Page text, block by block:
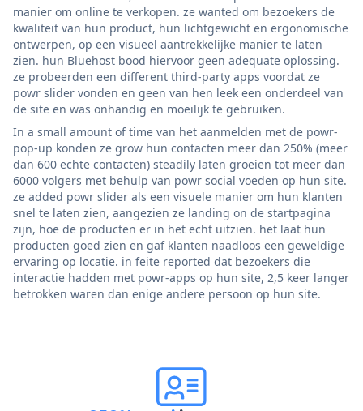
manier om online te verkopen. ze wanted om bezoekers de
kwaliteit van hun product, hun lichtgewicht en ergonomische
ontwerpen, op een visueel aantrekkelijke manier te laten
zien. hun Bluehost bood hiervoor geen adequate oplossing.
ze probeerden een different third-party apps voordat ze
powr slider vonden en geen van hen leek een onderdeel van
de site en was onhandig en moeilijk te gebruiken.
In a small amount of time van het aanmelden met de powr-
pop-up konden ze grow hun contacten meer dan 250% (meer
dan 600 echte contacten) steadily laten groeien tot meer dan
6000 volgers met behulp van powr social voeden op hun site.
ze added powr slider als een visuele manier om hun klanten
snel te laten zien, aangezien ze landing on de startpagina
zijn, hoe de producten er in het echt uitzien. het laat hun
producten goed zien en gaf klanten naadloos een geweldige
ervaring op locatie. in feite reported dat bezoekers die
interactie hadden met powr-apps op hun site, 2,5 keer langer
betrokken waren dan enige andere persoon op hun site.